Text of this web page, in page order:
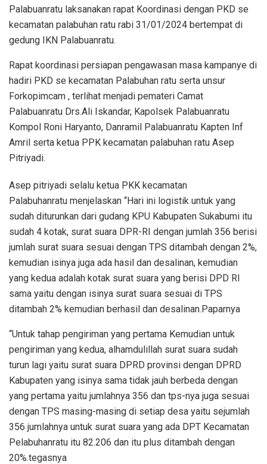
Palabuanratu laksanakan rapat Koordinasi dengan PKD se
kecamatan palabuhan ratu rabi 31/01/2024 bertempat di
gedung IKN Palabuanratu.
Rapat koordinasi persiapan pengawasan masa kampanye di
hadiri PKD se kecamatan Palabuhan ratu serta unsur
Forkopimcam , terlihat menjadi pemateri Camat
Palabuanratu Drs.Ali Iskandar, Kapolsek Palabuanratu
Kompol Roni Haryanto, Danramil Palabuanratu Kapten Inf
Amril serta ketua PPK kecamatan palabuhan ratu Asep
Pitriyadi.
Asep pitriyadi selalu ketua PKK kecamatan
Palabuhanratu menjelaskan “Hari ini logistik untuk yang
sudah diturunkan dari gudang KPU Kabupaten Sukabumi itu
sudah 4 kotak, surat suara DPR-RI dengan jumlah 356 berisi
jumlah surat suara sesuai dengan TPS ditambah dengan 2%,
kemudian isinya juga ada hasil dan desalinan, kemudian
yang kedua adalah kotak surat suara yang berisi DPD RI
sama yaitu dengan isinya surat suara sesuai di TPS
ditambah 2% kemudian berhasil dan desalinan.Paparnya
“Untuk tahap pengiriman yang pertama Kemudian untuk
pengiriman yang kedua, alhamdulillah surat suara sudah
turun lagi yaitu surat suara DPRD provinsi dengan DPRD
Kabupaten yang isinya sama tidak jauh berbeda dengan
yang pertama yaitu jumlahnya 356 dan tps-nya juga sesuai
dengan TPS masing-masing di setiap desa yaitu sejumlah
356 jumlahnya untuk surat suara yang ada DPT Kecamatan
Pelabuhanratu itu 82.206 dan itu plus ditambah dengan
20%.tegasnya